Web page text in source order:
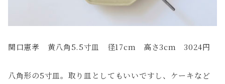
関口憲孝 黄八角5.5寸皿 径17cm 高さ3cm 3024円
八角形の5寸皿。取り皿としてもいいですし、ケーキなど